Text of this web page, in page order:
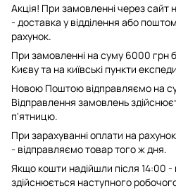
Акція! При замовленні через сайт
- доставка у відділення або
рахунок.
При замовленні на суму 6000 грн
Києву та на київські пункти
Новою Поштою відправляємо на
Відправлення замовлень
п'ятницю.
При зарахуванні оплати на
- відправляємо товар того ж дня.
Якщо кошти надійшли після 14:00 -
здійснюється наступного